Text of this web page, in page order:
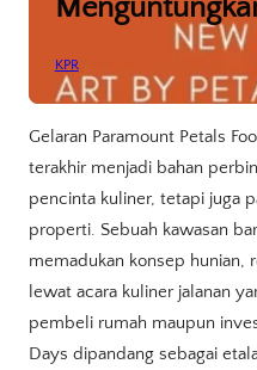
KPR
Gelaran Paramount Petals
terakhir menjadi bahan
pencinta kuliner, tetapi juga
properti. Sebuah kawasan
memadukan konsep hunian,
lewat acara kuliner jalanan
pembeli rumah maupun
Days dipandang sebagai